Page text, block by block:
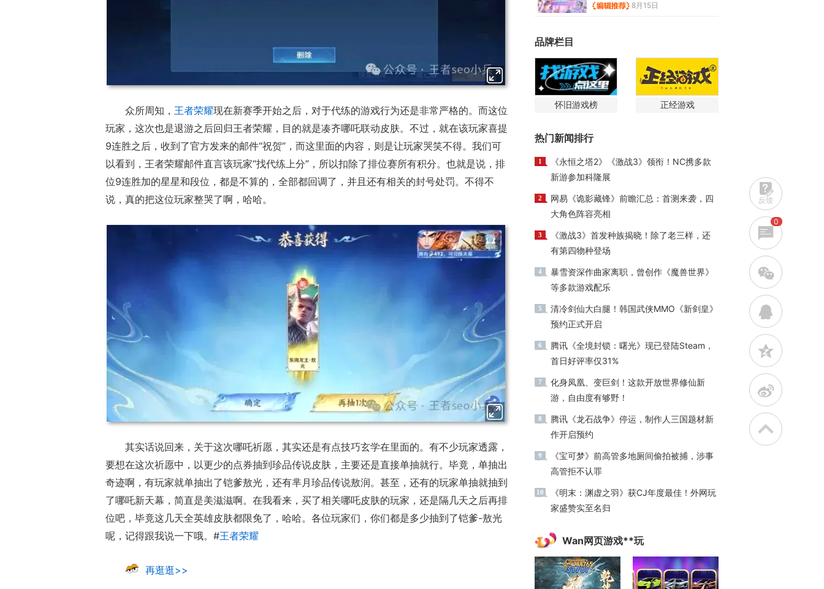
众所周知， 王者荣耀现在新赛季开始之后，对于代练的游戏行为还是非常严格的。而这位
玩家，这次也是退游之后回归王者荣耀，目的就是凑齐哪吒联动皮肤。不过，就在该玩家喜提
9连胜之后，收到了官方发来的邮件“祝贺”，而这里面的内容，则是让玩家哭笑不得。我们可
以看到，王者荣耀邮件直言该玩家“找代练上分”，所以扣除了排位赛所有积分。也就是说，排
位9连胜加的星星和段位，都是不算的，全部都回调了，并且还有相关的封号处罚。不得不
说，真的把这位玩家整哭了啊，哈哈。
其实话说回来，关于这次哪吒祈愿，其实还是有点技巧玄学在里面的。有不少玩家透露，
要想在这次祈愿中，以更少的点券抽到珍品传说皮肤，主要还是直接单抽就行。毕竟，单抽出
奇迹啊，有玩家就单抽出了铠爹敖光，还有芈月珍品传说敖润。甚至，还有的玩家单抽就抽到
了哪吒新天幕，简直是美滋滋啊。在我看来，买了相关哪吒皮肤的玩家，还是隔几天之后再排
位吧，毕竟这几天全英雄皮肤都限免了，哈哈。各位玩家们，你们都是多少抽到了铠爹-敖光
呢，记得跟我说一下哦。#王者荣耀
再逛逛>>
8月15日
品牌栏目
怀旧游戏榜 正经游戏
热门新闻排行
1
《永恒之塔2》《激战3》领衔！NC携多款
新游参加科隆展
2
网易《诡影藏锋》前瞻汇总：首测来袭，四
大角色阵容亮相
3
《激战3》首发种族揭晓！除了老三样，还
有第四物种登场
4
暴雪资深作曲家离职，曾创作《魔兽世界》
等多款游戏配乐
5
清冷剑仙大白腿！韩国武侠MMO《新剑皇》
预约正式开启
6
腾讯《全境封锁：曙光》现已登陆Steam，
首日好评率仅31%
7
化身凤凰、变巨剑！这款开放世界修仙新
游，自由度有够野！
8
腾讯《龙石战争》停运，制作人三国题材新
作开启预约
9
《宝可梦》前高管多地厕间偷拍被捕，涉事
高管拒不认罪
10
《明末：渊虚之羽》获CJ年度最佳！外网玩
家盛赞实至名归
Wan网页游戏**玩
反馈
0
w
q
z
t